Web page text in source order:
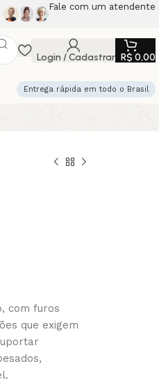
Fale com um atendente
Login / Cadastrar R$ 0,00
Entrega rápida em todo o Brasil
com furos
que exigem